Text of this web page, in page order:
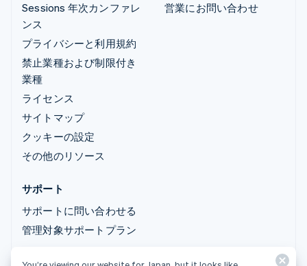
Sessions 年次カンファレ
ンス
プライバシーと利用規約
禁止業種および制限付き
業種
ライセンス
サイトマップ
クッキーの設定
その他のリソース
営業にお問い合わせ
サポート
サポートに問い合わせる
管理対象サポートプラン